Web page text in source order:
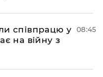
співпрацю у
на війну з
08:45